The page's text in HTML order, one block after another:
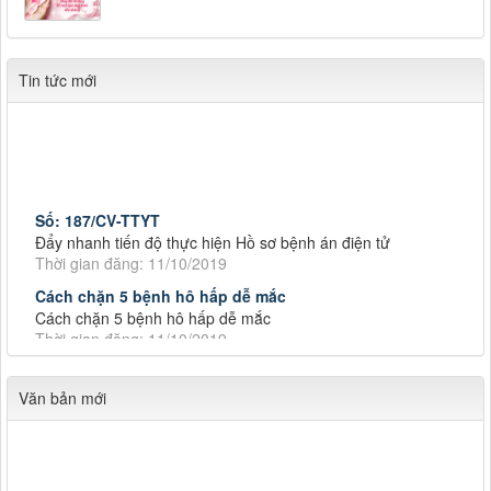
Tin tức mới
Đẩy nhanh tiến độ thực hiện Hồ sơ bệnh án điện tử
Thời gian đăng: 11/10/2019
Cách chặn 5 bệnh hô hấp dễ mắc
Cách chặn 5 bệnh hô hấp dễ mắc
Thời gian đăng: 11/10/2019
Tiếp tục tăng cường công tác lãnh, chỉ đạo phòng,
Tiếp tục tăng cường công tác lãnh, chỉ đạo phòng, chống
dịch tả lợn châu Phi
Thời gian đăng: 11/10/2019
Văn bản mới